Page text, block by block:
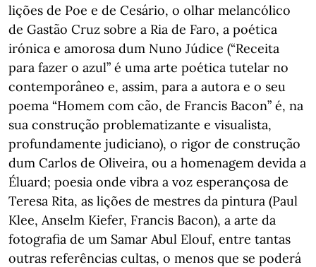
lições de Poe e de Cesário, o olhar melancólico
de Gastão Cruz sobre a Ria de Faro, a poética
irónica e amorosa dum Nuno Júdice (“Receita
para fazer o azul” é uma arte poética tutelar no
contemporâneo e, assim, para a autora e o seu
poema “Homem com cão, de Francis Bacon” é, na
sua construção problematizante e visualista,
profundamente judiciano), o rigor de construção
dum Carlos de Oliveira, ou a homenagem devida a
Éluard; poesia onde vibra a voz esperançosa de
Teresa Rita, as lições de mestres da pintura (Paul
Klee, Anselm Kiefer, Francis Bacon), a arte da
fotografia de um Samar Abul Elouf, entre tantas
outras referências cultas, o menos que se poderá